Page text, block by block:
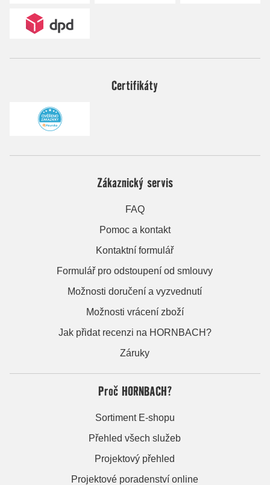
Certifikáty
Zákaznický servis
FAQ
Pomoc a kontakt
Kontaktní formulář
Formulář pro odstoupení od smlouvy
Možnosti doručení a vyzvednutí
Možnosti vrácení zboží
Jak přidat recenzi na HORNBACH?
Záruky
Proč HORNBACH?
Sortiment E-shopu
Přehled všech služeb
Projektový přehled
Projektové poradenství online